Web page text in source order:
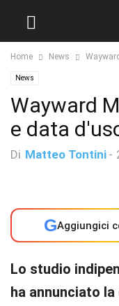
Home News
News
Wayward
e data
Di Matteo Tontini -
GAggiungici
Lo studio
ha annunciato